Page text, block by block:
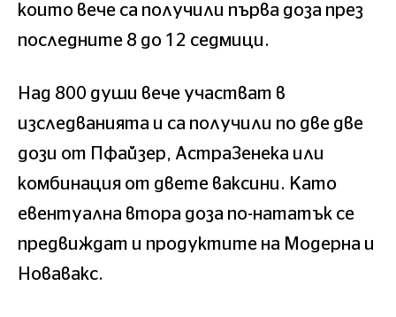
които вече са получили първа доза през
последните 8 до 12 седмици.
Над 800 души вече участват в
изследванията и са получили по две две
дози от Пфайзер, АстраЗенека или
комбинация от двете ваксини. Като
евентуална втора доза по-нататък се
предвиждат и продуктите на Модерна и
Новавакс.